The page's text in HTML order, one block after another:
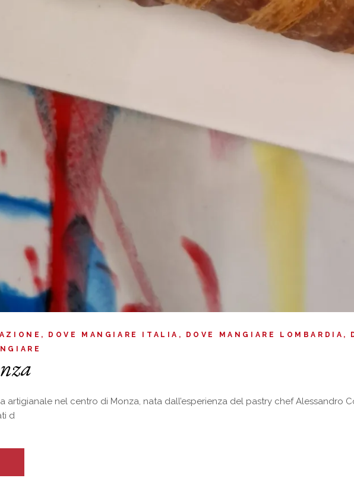
DOVE MANGIARE ITALIA DOVE MANGIARE LOMBARDIA
artigianale nel centro di Monza, nata dall’esperienza del pastry chef Alessandro
d